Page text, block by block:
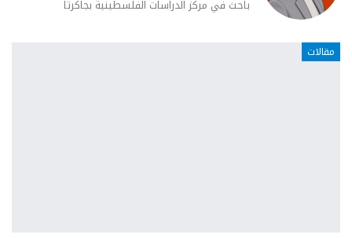
باحث في مركز الدراسات الفلسطينية بجاكرتا
مقالات